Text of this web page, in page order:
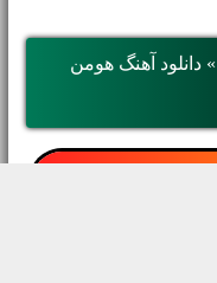
» دانلود آهنگ هومن